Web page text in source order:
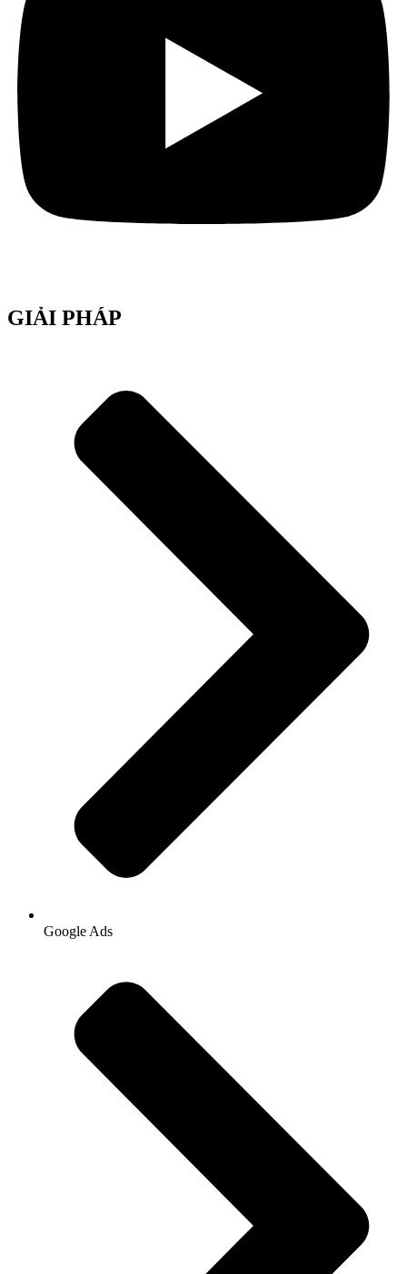
GIẢI PHÁP
Google Ads